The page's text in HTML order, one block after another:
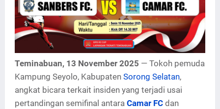
Teminabuan, 13 November 2025 — Tokoh pemuda
Kampung Seyolo, Kabupaten Sorong Selatan,
angkat bicara terkait insiden yang terjadi usai
pertandingan semifinal antara Camar FC dan